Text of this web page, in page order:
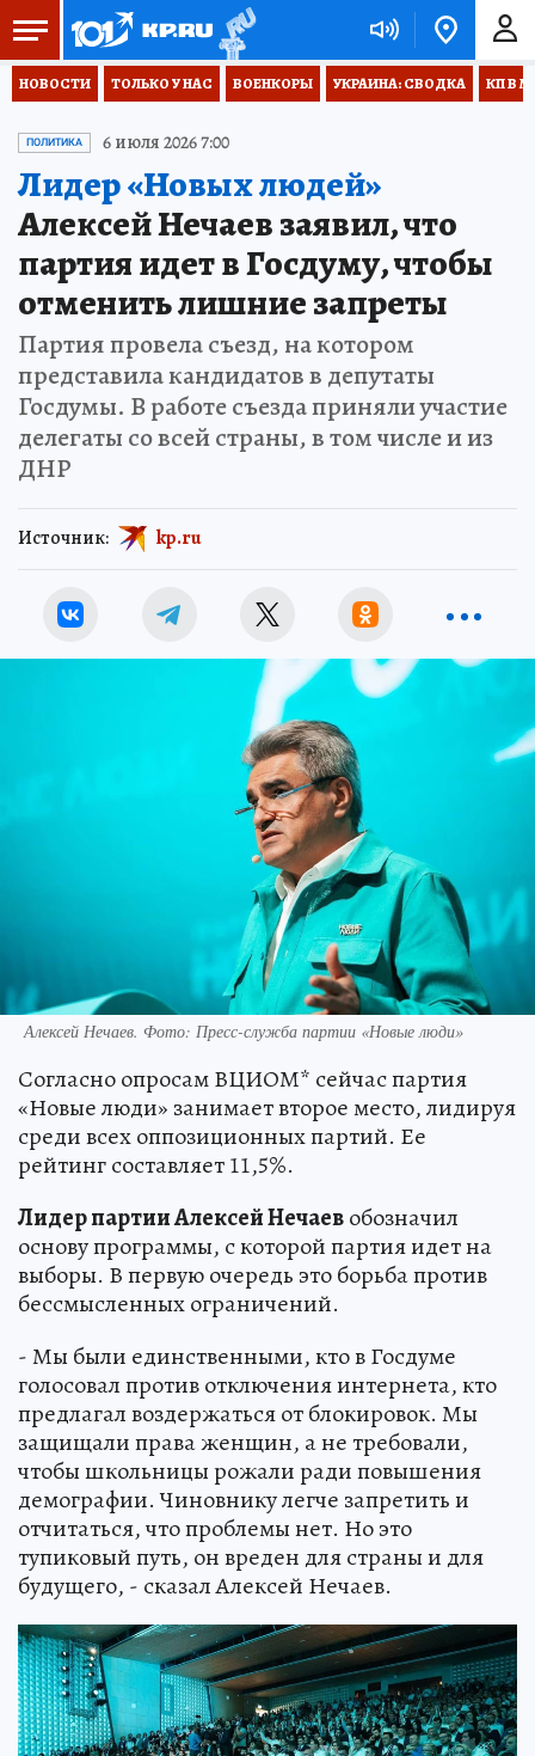
НОВОСТИ ТОЛЬКО У НАС ВОЕНКОРЫ УКРАИНА: СВОДКА КП В
ПОЛИТИКА 6 июля 2026 7:00
Лидер «Новых людей»
Алексей Нечаев заявил, что
партия идет в Госдуму, чтобы
отменить лишние запреты
Партия провела съезд, на котором
представила кандидатов в депутаты
Госдумы. В работе съезда приняли участие
делегаты со всей страны, в том числе и из
ДНР
Источник: kp.ru
Алексей Нечаев. Фото: Пресс-служба партии «Новые люди»
Согласно опросам ВЦИОМ* сейчас партия
«Новые люди» занимает второе место, лидируя
среди всех оппозиционных партий. Ее
рейтинг составляет 11,5%.
Лидер партии Алексей Нечаевобозначил
основу программы, с которой партия идет на
выборы. В первую очередь это борьба против
бессмысленных ограничений.
- Мы были единственными, кто в Госдуме
голосовал против отключения интернета, кто
предлагал воздержаться от блокировок. Мы
защищали права женщин, а не требовали,
чтобы школьницы рожали ради повышения
демографии. Чиновнику легче запретить и
отчитаться, что проблемы нет. Но это
тупиковый путь, он вреден для страны и для
будущего, - сказал Алексей Нечаев.